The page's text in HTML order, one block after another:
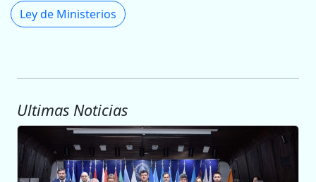
Ley de Ministerios
Ultimas Noticias